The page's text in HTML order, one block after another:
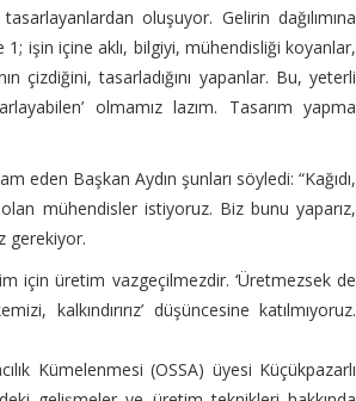
oluşuyor. Gelirin dağılımına
işin içine aklı, bilgiyi, mühendisliği koyanlar,
çizdiğini, tasarladığını yapanlar. Bu, yeterli
olmamız lazım. Tasarım yapma
eden Başkan Aydın şunları söyledi: “Kağıdı,
mühendisler istiyoruz. Biz bunu yaparız,
gerekiyor.
için üretim vazgeçilmezdir. ‘Üretmezsek de
kalkındırırız’ düşüncesine katılmıyoruz.
Kümelenmesi (OSSA) üyesi Küçükpazarlı